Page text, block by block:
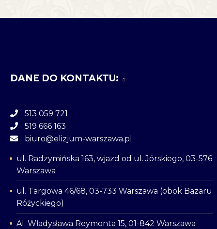
DANE DO KONTAKTU:
513 059 721
519 666 163
biuro@elizjum-warszawa.pl
ul. Radzymińska 163, wjazd od ul. Jórskiego, 03-576
Warszawa
ul. Targowa 46/68, 03-733 Warszawa (obok Bazaru
Różyckiego)
Al. Władysława Reymonta 15, 01-842 Warszawa